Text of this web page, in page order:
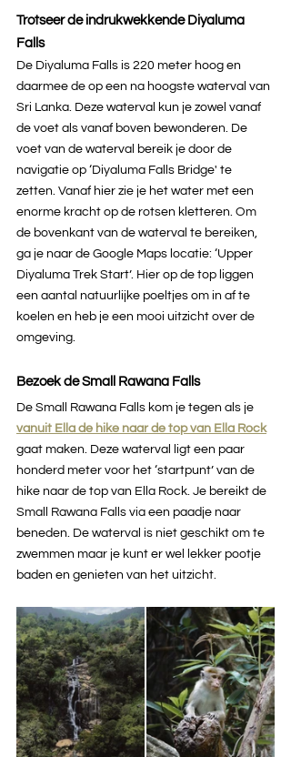
Trotseer de indrukwekkende Diyaluma
Falls
De Diyaluma Falls is 220 meter hoog en
daarmee de op een na hoogste waterval van
Sri Lanka. Deze waterval kun je zowel vanaf
de voet als vanaf boven bewonderen. De
voet van de waterval bereik je door de
navigatie op ‘Diyaluma Falls Bridge' te
zetten. Vanaf hier zie je het water met een
enorme kracht op de rotsen kletteren. Om
de bovenkant van de waterval te bereiken,
ga je naar de Google Maps locatie: ‘Upper
Diyaluma Trek Start’. Hier op de top liggen
een aantal natuurlijke poeltjes om in af te
koelen en heb je een mooi uitzicht over de
omgeving.
Bezoek de Small Rawana Falls
De Small Rawana Falls kom je tegen als je
vanuit Ella de hike naar de top van Ella Rock
gaat maken. Deze waterval ligt een paar
honderd meter voor het ‘startpunt’ van de
hike naar de top van Ella Rock. Je bereikt de
Small Rawana Falls via een paadje naar
beneden. De waterval is niet geschikt om te
zwemmen maar je kunt er wel lekker pootje
baden en genieten van het uitzicht.